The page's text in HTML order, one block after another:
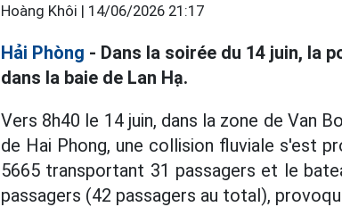
Hoàng Khôi | 14/06/2026 21:17
Hải Phòng - Dans la soirée du 14 juin, la
dans la baie de Lan Hạ.
Vers 8h40 le 14 juin, dans la zone de Van
de Hai Phong, une collision fluviale s'est
5665 transportant 31 passagers et le
passagers (42 passagers au total),